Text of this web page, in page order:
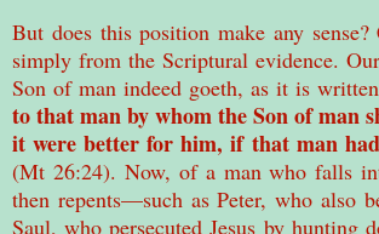
But does this position make any
simply from the Scriptural evidence.
Son of man indeed goeth, as it is
to that man by whom the Son of man
it were better for him, if that man
(Mt 26:24). Now, of a man who falls
then repents—such as Peter, who also
Saul, who persecuted Jesus by hunting